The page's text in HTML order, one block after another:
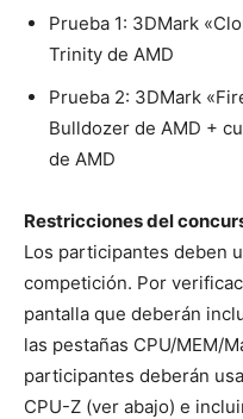
Prueba 1: 3DMark
Trinity de AMD
Prueba 2: 3DMark
Bulldozer de AMD +
de AMD
Restricciones del
Los participantes deben
competición. Por
pantalla que deberán
las pestañas CPU/MEM/
participantes deberán
CPU-Z (ver abajo) e